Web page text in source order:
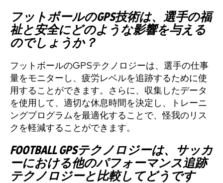
フットボールのGPS技術は、選手の福
祉と安全にどのような影響を与える
のでしょうか？
フットボールのGPSテクノロジーは、選手の仕事
量をモニターし、疲労レベルを追跡するために使
用することができます。さらに、収集したデータ
を使用して、適切な休息時間を決定し、トレーニ
ングプログラムを最適化することで、怪我のリス
クを軽減することができます。
FOOTBALL GPSテクノロジーは、サッカ
ーにおける他のパフォーマンス追跡
テクノロジーと比較してどうです